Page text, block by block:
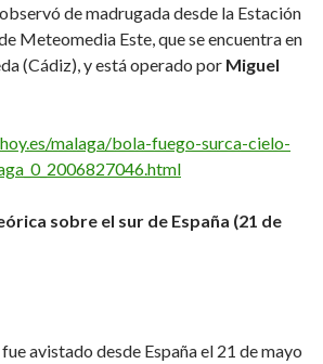
de madrugada desde la Estación
Meteomedia Este, que se encuentra en
(Cádiz), y está operado por Miguel
malaga/bola-fuego-surca-cielo-
sobre el sur de España (21 de
avistado desde España el 21 de mayo